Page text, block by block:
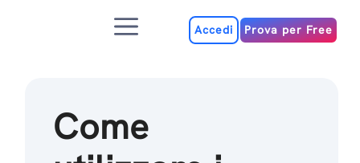
MenuAccedi Prova per Free
Come